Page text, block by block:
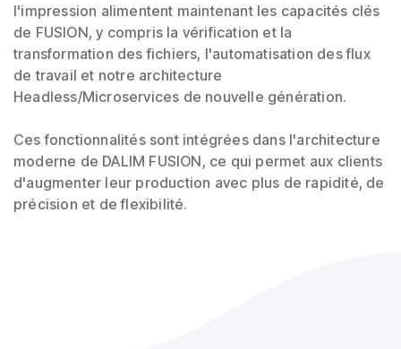
l'impression alimentent maintenant les capacités clés
de FUSION, y compris la vérification et la
transformation des fichiers, l'automatisation des flux
de travail et notre architecture
Headless/Microservices de nouvelle génération.
Ces fonctionnalités sont intégrées dans l'architecture
moderne de DALIM FUSION, ce qui permet aux clients
d'augmenter leur production avec plus de rapidité, de
précision et de flexibilité.